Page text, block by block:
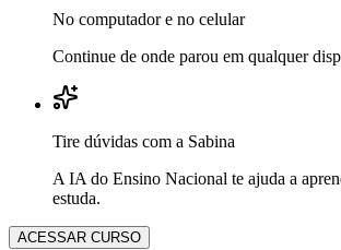
No computador e no celular
Continue de onde parou em qualquer
Tire dúvidas com a Sabina
A IA do Ensino Nacional te ajuda a
estuda.
ACESSAR CURSO